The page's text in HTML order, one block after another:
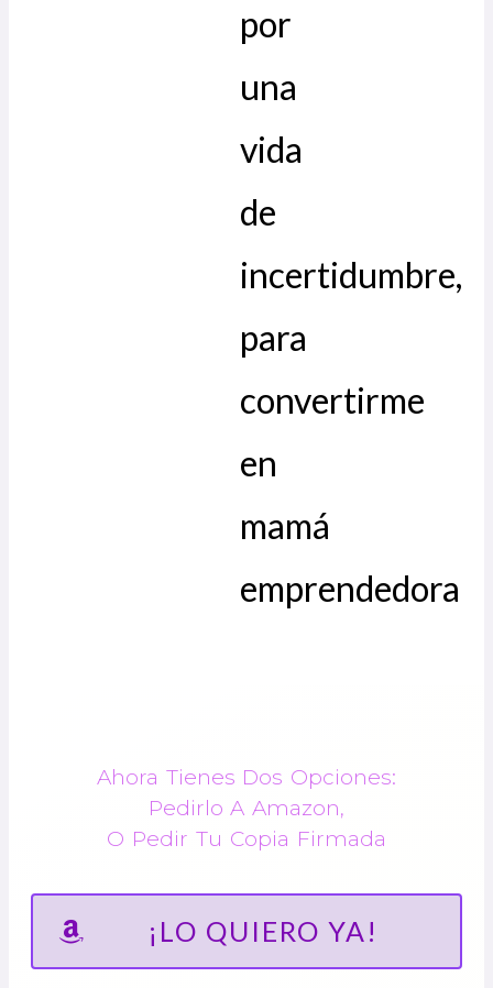
por
una
vida
de
incertidumbre,
para
convertirme
en
mamá
emprendedora
Ahora Tienes Dos Opciones:
Pedirlo A Amazon,
O Pedir Tu Copia Firmada
¡LO QUIERO YA!